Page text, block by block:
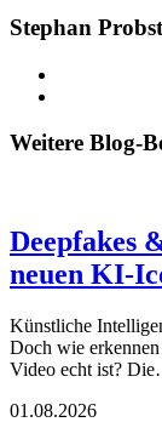
Stephan Probst
Weitere Blog-
Deepfakes
neuen KI-
Künstliche
Doch wie
Video echt ist?
01.08.2026